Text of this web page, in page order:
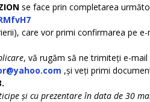
se face prin completarea
care vor primi confirmarea pe e-
, vă rugăm să ne trimiteți e-mail
,și veți primi
și cu prezentare în data de 30